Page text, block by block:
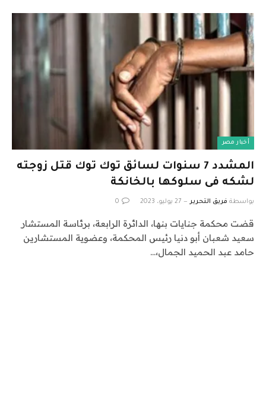
أخبار مصر
المشدد 7 سنوات لسائق توك توك قتل زوجته
لشكه فى سلوكها بالخانكة
بواسطة فريق التحرير 27 يوليو، 2023 0
قضت محكمة جنايات بنها، الدائرة الرابعة، برئاسة المستشار
سعيد شعبان أبو دنيا رئيس المحكمة، وعضوية المستشارين
حامد عبد الحميد الجمال،…